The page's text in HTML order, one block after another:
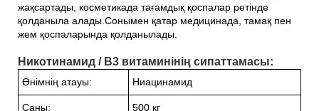
жақсартады, косметикада тағамдық қоспалар ретінде
қолданыла алады.Сонымен қатар медицинада, тамақ пен
жем қоспаларында қолданылады.
Никотинамид / В3 витаминінің сипаттамасы:
Өнімнің атауы: Ниацинамид
Саны: 500 кг